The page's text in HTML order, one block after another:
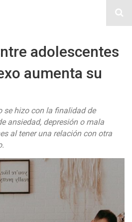
adolescentes
aumenta su
se hizo con la finalidad de
ansiedad, depresión o mala
al tener una relación con otra